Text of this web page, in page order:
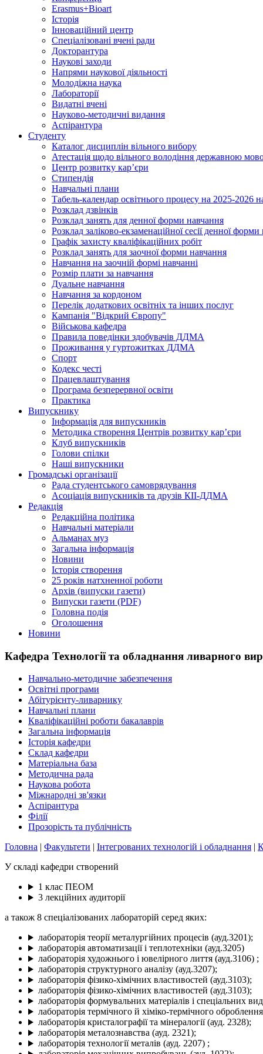
Erasmus+Bioart
Історія
Інноваційний центр
Спеціалізовані вчені ради
Докторантура
Наукові заходи
Напрями наукової діяльності
Молодіжна наука
Лабораторії
Видатні вчені
Науково-методичні видання
Аспірантура
Студенту
Каталог дисциплін вільного вибору
Атестація щодо вільного володіння державною
Центр розвитку кар’єри
Стипендія
Навчальні плани
Табель-календар освітнього процесу на 2025-2026
Розклад дзвінків
Розклад занять для денної форми навчання
Розклад заліково-екзаменаційної сесії денної
Графік захисту кваліфікаційних робіт
Розклад занять для заочної форми навчання
Навчання на заочній формі навчанні
Розмір плати за навчання
Дуальне навчання
Навчання за кордоном
Перелік додаткових освітніх та інших послуг
Кампанія "Відкрий Європу"
Військова кафедра
Правила поведінки здобувачів ДДМА
Проживання у гуртожитках ДДМА
Спорт
Кодекс честі
Працевлаштування
Програма безперервної освіти
Практика
Випускнику
Інформація для випускників
Методика створення Центрів розвитку кар’єри
Клуб випускників
Голови спілки
Наші випускники
Громадські організації
Рада студентського самоврядування
Асоціація випускників та друзів КІІ-ДДМА
Редакція
Редакційна політика
Навчальні матеріали
Альманах муз
Загальна інформація
Новини
Історія створення
25 років натхненної роботи
Архів (випуски газети)
Випуски газети (PDF)
Головна подія
Оголошення
Новини
Кафедра Технології та обладнання ливарного
Навчально-методичне забезпечення
Освітні програми
Абітурієнту-ливарнику
Навчальні плани
Кваліфікаційні роботи бакалаврів
Загальна інформація
Історія кафедри
Склад кафедри
Матеріальна база
Методична рада
Наукова робота
Міжнародні зв'язки
Аспірантура
Філії
Прозорість та публічність
Головна | Факультети | Інтегрованих технологій і обладнання |
У складі кафедри створений
1 клас ПЕОМ
3 лекційних аудиторії
а також 8 спеціалізованих лабораторій серед яких:
лабораторія теорії металургійних процесів (ауд.3201);
лабораторія автоматизації і теплотехніки (ауд.3205)
лабораторія художнього і ювелірного лиття (ауд.3106) ;
лабораторія структурного аналізу (ауд.3207);
лабораторія фізико-хімічних властивостей (ауд.3103);
лабораторія фізико-хімічних властивостей (ауд.3103);
лабораторія формувальних матеріалів і спеціальних
лабораторія термічного й хіміко-термічного
лабораторія кристалографії та мінералогії (ауд. 2328);
лабораторія металознавства (ауд. 2321);
лабораторія технології металів (ауд. 2207) ;